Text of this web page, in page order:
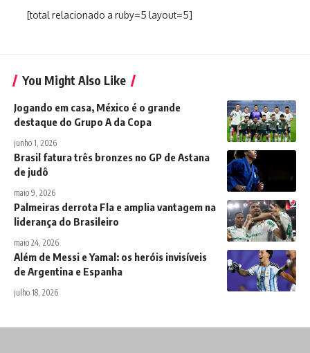
[total relacionado a ruby=5 layout=5]
You Might Also Like
Jogando em casa, México é o grande
destaque do Grupo A da Copa
junho 1, 2026
Brasil fatura três bronzes no GP de Astana
de judô
maio 9, 2026
Palmeiras derrota Fla e amplia vantagem na
liderança do Brasileiro
maio 24, 2026
Além de Messi e Yamal: os heróis invisíveis
de Argentina e Espanha
julho 18, 2026